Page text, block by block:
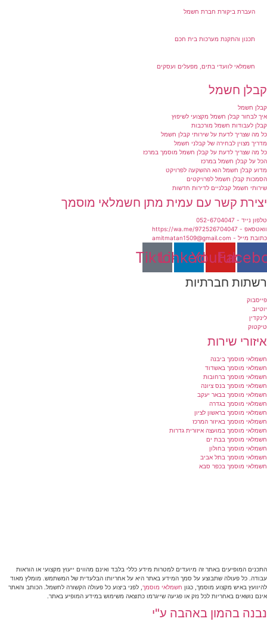
העברת ביקורת חברת חשמל
תכנון והתקנת מערכות בית חכם
חשמלאי לוועדי בתים, מפעלים ועסקים
קבלן חשמל
קבלן חשמל
איך לבחור קבלן חשמל מקצועי לשיפוץ
קבלן לעבודות חשמל מורכבות
כל מה שצריך לדעת על שירותי קבלן חשמל
מדריך מצוין לבחירה של קבלני חשמל
כל מה שצריך לדעת על קבלן חשמל מוסמך במרכז
הכל על קבלן חשמל במרכז
מדוע קבלן חשמל הוא ההשקעה לפרויקט
הסמכות קבלן חשמל לפרויקטים
שירותי חשמל קבלניים לדירות חדשות
יצירת קשר עם עמית מתן חשמלאי מוסמך
טלפון נייד - 052-6704047
וואטסאפ - https://wa.me/972526704047
כתובת מייל - amitmatan1509@gmail.com
Youtube
Linkedin
Tiktok
רשתות חברתיות
פייסבוק
יוטיוב
לינקדין
טיקטוק
איזורי שירות
חשמלאי מוסמך ביבנה
חשמלאי מוסמך באשדוד
חשמלאי מוסמך ברחובות
חשמלאי מוסמך בנס ציונה
חשמלאי מוסמך בבאר יעקב
חשמלאי מוסמך בגדרה
חשמלאי מוסמך בראשון לציון
חשמלאי מוסמך באיזור המרכז
חשמלאי מוסמך במועצה איזורית גדרות
חשמלאי מוסמך בבת ים
חשמלאי מוסמך בחולון
חשמלאי מוסמך בתל אביב
חשמלאי מוסמך בכפר סבא
התכנים המופיעים באתר זה מיועדים למטרות מידע כללי בלבד ואינם מהווים ייעוץ מקצועי או הוראות
עבודה. כל פעולה שתבוצע על סמך המידע באתר היא על אחריותו הבלעדית של המשתמש. מומלץ מאוד
להיוועץ באיש מקצוע מוסמך, כגון חשמלאי מוסמך , לפני ביצוע כל פעולה הקשורה לחשמל. הכותב והאתר
אינם נושאים באחריות לכל נזק או פגיעה שייגרמו כתוצאה משימוש במידע המופיע באתר.
נבנה בהמון באהבה ע"י